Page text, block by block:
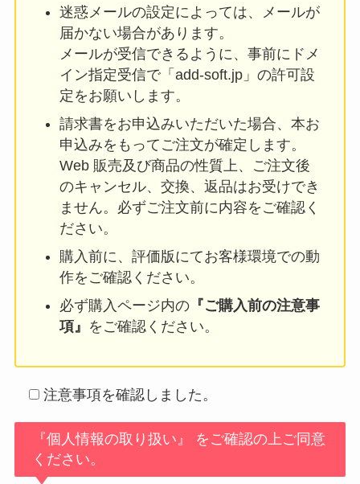
迷惑メールの設定によっては、メールが
届かない場合があります。
メールが受信できるように、事前にドメ
イン指定受信で「add-soft.jp」の許可設
定をお願いします。
請求書をお申込みいただいた場合、本お
申込みをもってご注文が確定します。
Web 販売及び商品の性質上、ご注文後
のキャンセル、交換、返品はお受けでき
ません。必ずご注文前に内容をご確認く
ださい。
購入前に、評価版にてお客様環境での動
作をご確認ください。
必ず購入ページ内の『ご購入前の注意事
項』 をご確認ください。
注意事項を確認しました。
『個人情報の取り扱い』 をご確認の上ご同意
ください。